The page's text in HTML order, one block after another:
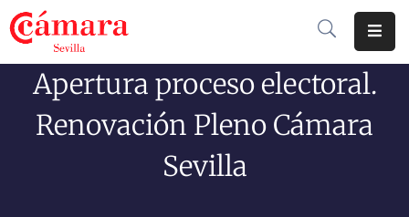
Cámara
Comercio
Apertura proceso electoral.
Renovación Pleno Cámara
Sevilla